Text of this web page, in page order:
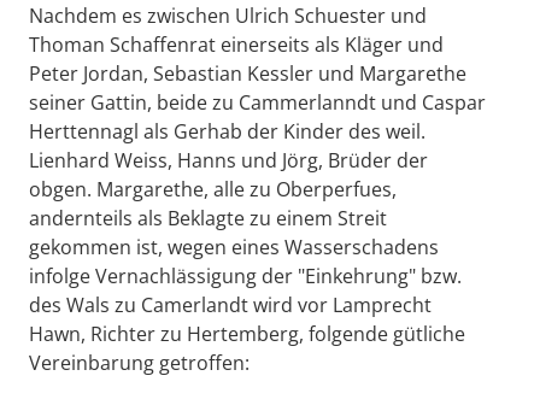
Nachdem es zwischen Ulrich Schuester und
Thoman Schaffenrat einerseits als Kläger und
Peter Jordan, Sebastian Kessler und Margarethe
seiner Gattin, beide zu Cammerlanndt und Caspar
Herttennagl als Gerhab der Kinder des weil.
Lienhard Weiss, Hanns und Jörg, Brüder der
obgen. Margarethe, alle zu Oberperfues,
andernteils als Beklagte zu einem Streit
gekommen ist, wegen eines Wasserschadens
infolge Vernachlässigung der "Einkehrung" bzw.
des Wals zu Camerlandt wird vor Lamprecht
Hawn, Richter zu Hertemberg, folgende gütliche
Vereinbarung getroffen: